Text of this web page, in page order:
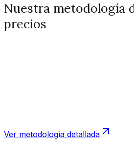
Nuestra metodología
precios
Ver metodología detallada